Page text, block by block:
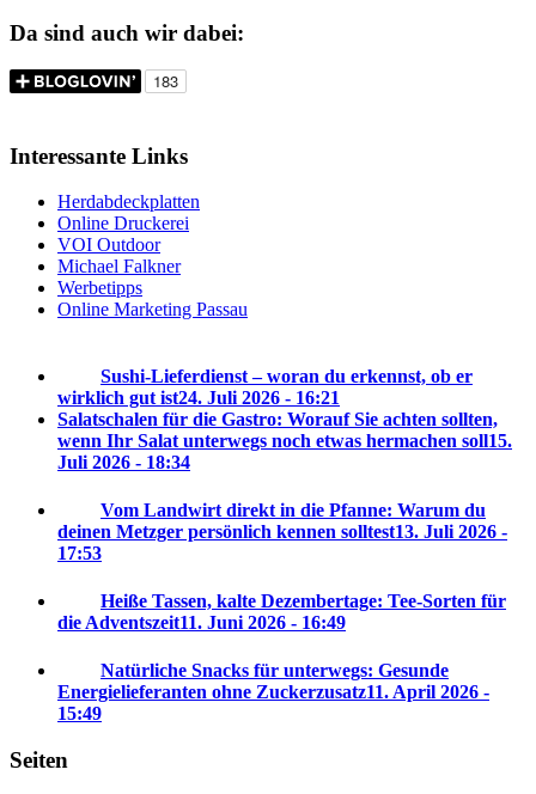
Da sind auch wir dabei:
Interessante Links
Herdabdeckplatten
Online Druckerei
VOI Outdoor
Michael Falkner
Werbetipps
Online Marketing Passau
Sushi-Lieferdienst – woran du erkennst, ob er
wirklich gut ist24. Juli 2026 - 16:21
Salatschalen für die Gastro: Worauf Sie achten sollten,
wenn Ihr Salat unterwegs noch etwas hermachen soll15.
Juli 2026 - 18:34
Vom Landwirt direkt in die Pfanne: Warum du
deinen Metzger persönlich kennen solltest13. Juli 2026 -
17:53
Heiße Tassen, kalte Dezembertage: Tee-Sorten für
die Adventszeit11. Juni 2026 - 16:49
Natürliche Snacks für unterwegs: Gesunde
Energielieferanten ohne Zuckerzusatz11. April 2026 -
15:49
Seiten